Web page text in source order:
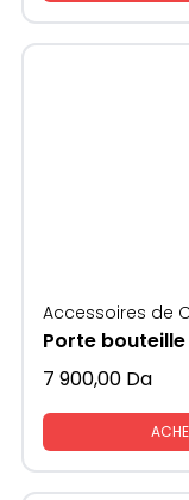
Accessoires de
Porte
7 900,00 Da